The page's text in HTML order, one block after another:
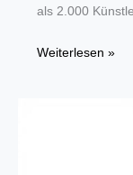
als 2.000
Nacht
Weiterlesen »